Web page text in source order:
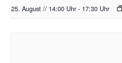
25. August // 14:00 Uhr - 17:30 Uhr